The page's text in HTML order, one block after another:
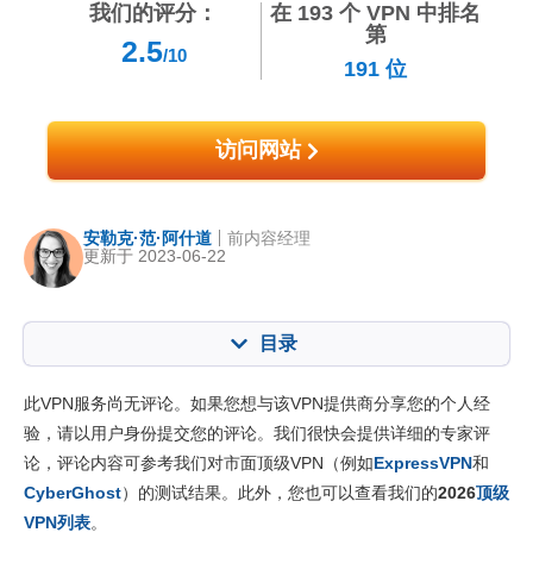
我们的评分：
2.5/10
在 193 个 VPN 中排名
第
191位
访问网站
安勒克·范·阿什道
更新于 2023-06-22
前内容经理
目录
核心功能 0.5
安装与应用程序 3.0
定价
此VPN服务尚无评论。如果您想与该VPN提供商分享您的个人经
验，请以用户身份提交您的评论。我们很快会提供详细的专家评
论，评论内容可参考我们对市面顶级VPN（例如ExpressVPN和
CyberGhost）的测试结果。此外，您也可以查看我们的2026顶级
VPN列表。